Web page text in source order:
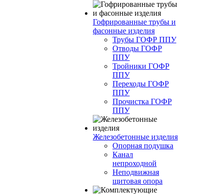
Гофрированные трубы и
фасонные изделия
Трубы ГОФР ППУ
Отводы ГОФР
ППУ
Тройники ГОФР
ППУ
Переходы ГОФР
ППУ
Прочистка ГОФР
ППУ
Железобетонные изделия
Опорная подушка
Канал
непроходной
Неподвижная
щитовая опора